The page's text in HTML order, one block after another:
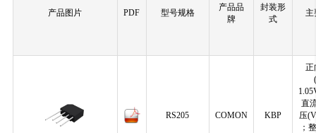
产品图片 PDF 型号规格
产品品
牌
封装形
式
主
RS205 COMON KBP
正
直
压
；